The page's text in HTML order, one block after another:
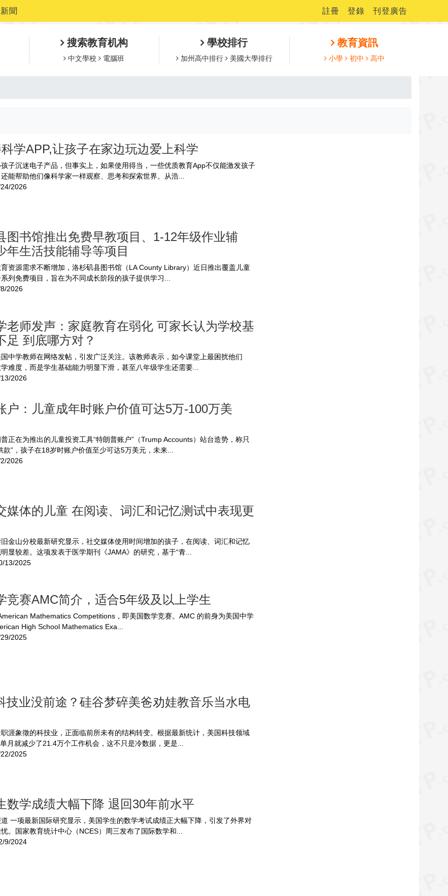
聞 註冊 登錄 刊登廣告
搜索教育机构
中文學校 電腦班
學校排行
加州高中排行 美國大學排行
教育資訊
小學 初中 高中
学APP,让孩子在家边玩边爱上科学
子沉迷电子产品，但事实上，如果使用得当，一些优质教育App不仅能激发孩子
能帮助他们像科学家一样观察、思考和探索世界。从浩...
2026
图书馆推出免费早教项目、1-12年级作业辅
年生活技能辅导等项目
资源需求不断增加，洛杉矶县图书馆（LA County Library）近日推出覆盖儿童
列免费项目，旨在为不同成长阶段的孩子提供学习...
2026
老师发声：家庭教育在弱化 可家长认为学校基
足 到底哪方对？
中学教师在网络发帖，引发广泛关注。该教师表示，如今课堂上最困扰他们
难度，而是学生基础能力明显下滑，甚至八年级学生还需要...
2026
户：儿童成年时账户价值可达5万-100万美
正在为推出的儿童投资工具“特朗普账户”（Trump Accounts）站台造势，称只
款”，孩子在18岁时账户价值至少可达5万美元，未来...
2026
媒体的儿童 在阅读、词汇和记忆测试中表现更
金山分校最新研究显示，社交媒体使用时间增加的孩子，在阅读、词汇和记忆
显较差。这项发表于医学期刊《JAMA》的研究，基于“青...
13/2025
竞赛AMC简介，适合5年级及以上学生
Mathematics Competitions，即美国数学竞赛。AMC 的前身为美国中学
High School Mathematics Exa...
2025
技业没前途？硅谷梦碎美爸劝娃教音乐当水电
涯象徵的科技业，正面临前所未有的结构转变。根据最新统计，美国科技领域
月就减少了21.4万个工作机会，这不只是冷数据，更是...
2025
数学成绩大幅下降 退回30年前水平
一项最新国际研究显示，美国学生的数学考试成绩正大幅下降，引发了外界对
。国家教育统计中心（NCES）周三发布了国际数学和...
9/2024